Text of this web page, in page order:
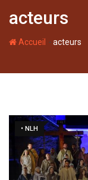
acteurs
Accueil -acteurs
• NLH